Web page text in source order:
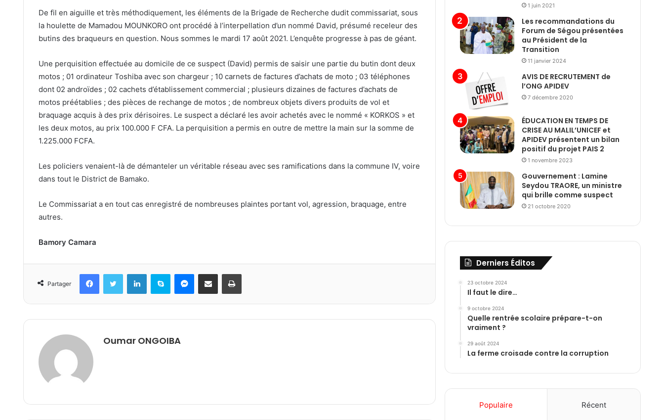
De fil en aiguille et très méthodiquement, les éléments de la Brigade de Recherche dudit commissariat, sous
la houlette de Mamadou MOUNKORO ont procédé à l’interpellation d’un nommé David, présumé receleur des
butins des braqueurs en question. Nous sommes le mardi 17 août 2021. L’enquête progresse à pas de géant.
Une perquisition effectuée au domicile de ce suspect (David) permis de saisir une partie du butin dont deux
motos ; 01 ordinateur Toshiba avec son chargeur ; 10 carnets de factures d’achats de moto ; 03 téléphones
dont 02 androïdes ; 02 cachets d’établissement commercial ; plusieurs dizaines de factures d’achats de
motos préétablies ; des pièces de rechange de motos ; de nombreux objets divers produits de vol et
braquage acquis à des prix dérisoires. Le suspect a déclaré les avoir achetés avec le nommé « KORKOS » et
les deux motos, au prix 100.000 F CFA. La perquisition a permis en outre de mettre la main sur la somme de
1.225.000 FCFA.
Les policiers venaient-là de démanteler un véritable réseau avec ses ramifications dans la commune IV, voire
dans tout le District de Bamako.
Le Commissariat a en tout cas enregistré de nombreuses plaintes portant vol, agression, braquage, entre
autres.
Bamory Camara
Partager
FacebookTwitter LinkedinSkype Messenger
Partager par email Imprimer
Oumar ONGOIBA
1 juin 2021
Les recommandations du
Forum de Ségou présentées
au Président de la
Transition
11 janvier 2024
AVIS DE RECRUTEMENT de
l’ONG APIDEV
7 décembre 2020
ÉDUCATION EN TEMPS DE
CRISE AU MALIL’UNICEF et
APIDEV présentent un bilan
positif du projet PAIS 2
1 novembre 2023
Gouvernement : Lamine
Seydou TRAORE, un ministre
qui brille comme suspect
21 octobre 2020
Derniers Éditos
23 octobre 2024
Il faut le dire…
9 octobre 2024
Quelle rentrée scolaire prépare-t-on
vraiment ?
29 août 2024
La ferme croisade contre la corruption
Populaire Récent